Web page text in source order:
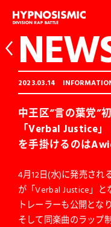
2023.03.14
中王区“言の葉党”
「Verbal Justice
を手掛けるのは
4月12日(水)に発売され
が「Verbal Justice」と
トレーラーも公開とな
そして同楽曲のラップ